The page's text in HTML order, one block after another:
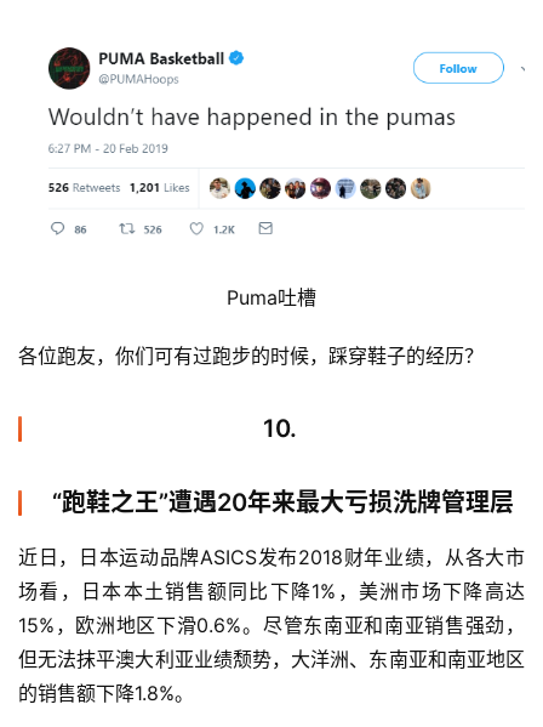
Puma吐槽
各位跑友，你们可有过跑步的时候，踩穿鞋子的经历？
10.
“跑鞋之王”遭遇20年来最大亏损洗牌管理层
近日，日本运动品牌ASICS发布2018财年业绩，从各大市
场看，日本本土销售额同比下降1%，美洲市场下降高达
15%，欧洲地区下滑0.6%。尽管东南亚和南亚销售强劲，
但无法抹平澳大利亚业绩颓势，大洋洲、东南亚和南亚地区
的销售额下降1.8%。